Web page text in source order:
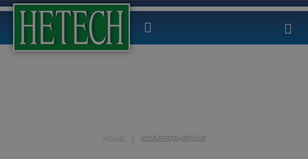
HOME / SZÉKESFEHÉRVÁR